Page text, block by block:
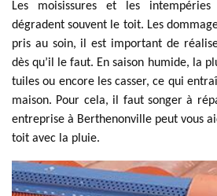
Les moisissures et les
dégradent souvent le toit. Les
pris au soin, il est important de
dès qu’il le faut. En saison humide, la
tuiles ou encore les casser, ce qui
maison. Pour cela, il faut songer à
entreprise à Berthenonville peut vous
toit avec la pluie.